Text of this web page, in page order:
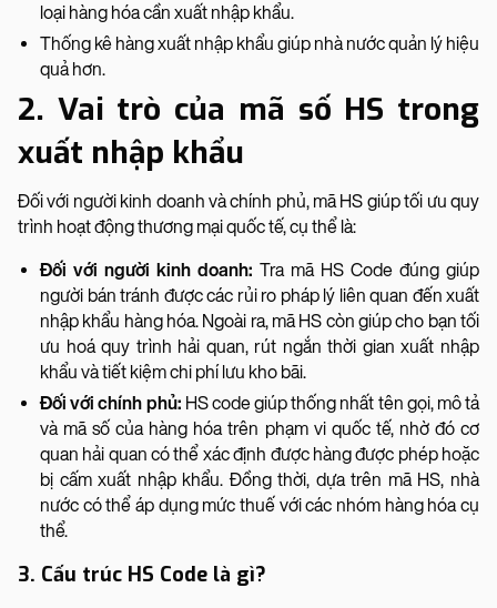
loại hàng hóa cần xuất nhập khẩu.
Thống kê hàng xuất nhập khẩu giúp nhà nước quản lý hiệu
quả hơn.
2. Vai trò của mã số HS trong
xuất nhập khẩu
Đối với người kinh doanh và chính phủ, mã HS giúp tối ưu quy
trình hoạt động thương mại quốc tế, cụ thể là:
Đối với người kinh doanh: Tra mã HS Code đúng giúp
người bán tránh được các rủi ro pháp lý liên quan đến xuất
nhập khẩu hàng hóa. Ngoài ra, mã HS còn giúp cho bạn tối
ưu hoá quy trình hải quan, rút ngắn thời gian xuất nhập
khẩu và tiết kiệm chi phí lưu kho bãi.
Đối với chính phủ: HS code giúp thống nhất tên gọi, mô tả
và mã số của hàng hóa trên phạm vi quốc tế, nhờ đó cơ
quan hải quan có thể xác định được hàng được phép hoặc
bị cấm xuất nhập khẩu. Đồng thời, dựa trên mã HS, nhà
nước có thể áp dụng mức thuế với các nhóm hàng hóa cụ
thể.
3. Cấu trúc HS Code là gì?